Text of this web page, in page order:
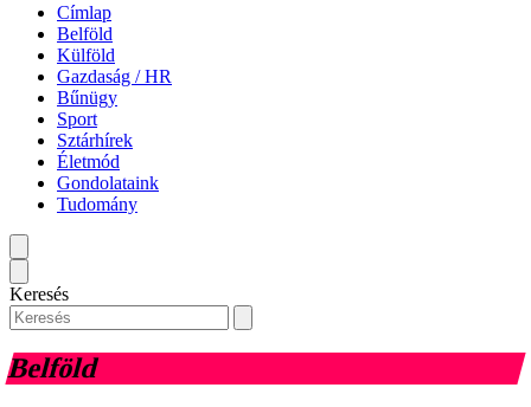
Címlap
Belföld
Külföld
Gazdaság / HR
Bűnügy
Sport
Sztárhírek
Életmód
Gondolataink
Tudomány
Keresés
Belföld